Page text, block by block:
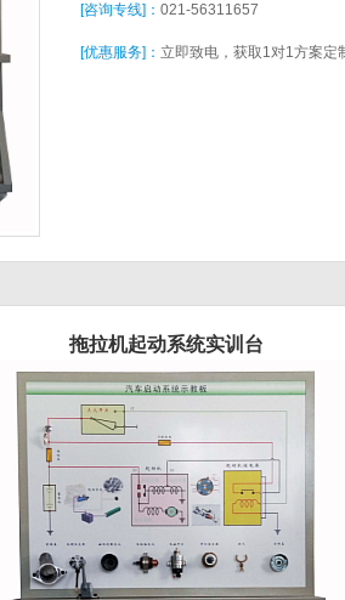
[咨询专线]： 021-56311657
[优惠服务]： 立即致电，获取1对1方案定
拖拉机起动系统实训台